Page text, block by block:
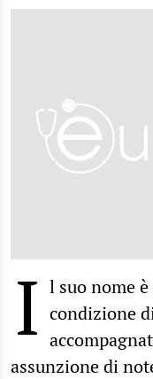
I l suo nome
condizione
assunzione di